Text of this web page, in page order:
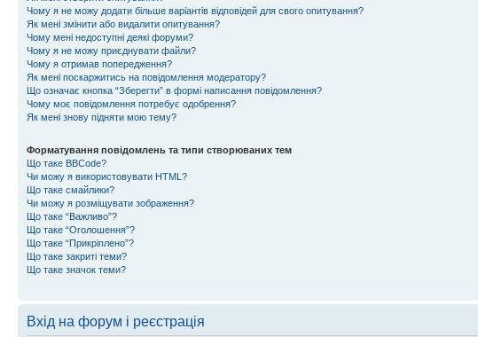
Чому я не можу додати більше варіантів відповідей для свого опитування?
Як мені змінити або видалити опитування?
Чому мені недоступні деякі форуми?
Чому я не можу приєднувати файли?
Чому я отримав попередження?
Як мені поскаржитись на повідомлення модератору?
Що означає кнопка “Зберегти” в формі написання повідомлення?
Чому моє повідомлення потребує одобрення?
Як мені знову підняти мою тему?
Форматування повідомлень та типи створюваних тем
Що таке BBCode?
Чи можу я використовувати HTML?
Що таке смайлики?
Чи можу я розміщувати зображення?
Що таке “Важливо”?
Що таке “Оголошення”?
Що таке “Прикріплено”?
Що таке закриті теми?
Що таке значок теми?
Вхід на форум і реєстрація